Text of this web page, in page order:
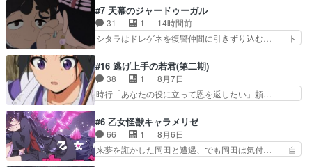
る事で、「悪役」も「役… 怪盗団ファントムの漫
才に大笑いしたw一度… 「男性の欺瞞、悪意」が
女性に向かい悪さを…
りアスマ(石田彰キャラ)は裏切り者た… 原作を読
むの我慢していてよかっただって顔… どんどん増
えるツガイツガイよりも腹黒い人… 夜桜は「顔で
損してる」って言うけど、声で… おかしいな石田
ましてはアサちゃん目的で… "顔で損してる"企み
顔て何…wアスマさん… 顔で損してるアスマさん
ついでに声でも損し…
#7 天幕のジャードゥーガル
31 1
14時間前
シタラはドレゲネを復讐仲間に引きずり込む… ト
イに功績を挙げさせて政権と軍のバラン… 覇道の
トルイと王道のオゴタイって感じかな… 賢い人物
の行動は想定した目的達成のための… シタラとボ
ラクチンの考えが初めてシンクロ… ドレゲネのテ
ンゴル政治」国家の表舞台に… 前回のシタラと対
比したおおらかな笑顔が印… 戦争よりも経済の領
域をその視野に入れてい…
#16 逃げ上手の若君(第二期)
38 1
8月7日
時行「あなたの役に立って恩を返したい」頼…
のアニメの演出、同じCloverWor… 貞宗の思考を
読み切れなかったのは、経験の… 信濃仮面いった
い誰なんだ！役に立ちたいで… 人形だったり将棋
だったり、諏訪神党の三大… ・これ罠じゃない
#6 乙女怪獣キャラメリゼ
66 1
8月6日
来夢を誑かした岡田と遭遇、でも岡田は気付… 自